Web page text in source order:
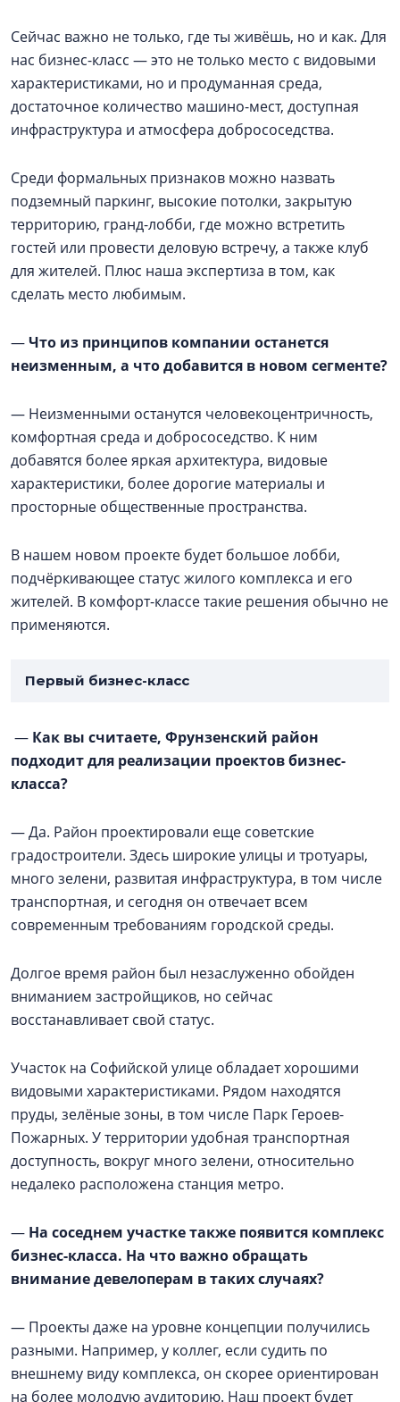
Сейчас важно не только, где ты живёшь, но и как. Для
нас бизнес-класс — это не только место с видовыми
характеристиками, но и продуманная среда,
достаточное количество машино-мест, доступная
инфраструктура и атмосфера добрососедства.
Среди формальных признаков можно назвать
подземный паркинг, высокие потолки, закрытую
территорию, гранд-лобби, где можно встретить
гостей или провести деловую встречу, а также клуб
для жителей. Плюс наша экспертиза в том, как
сделать место любимым.
—Что из принципов компании останется
неизменным, а что добавится в новом сегменте?
— Неизменными останутся человекоцентричность,
комфортная среда и добрососедство. К ним
добавятся более яркая архитектура, видовые
характеристики, более дорогие материалы и
просторные общественные пространства.
В нашем новом проекте будет большое лобби,
подчёркивающее статус жилого комплекса и его
жителей. В комфорт-классе такие решения обычно не
применяются.
Первый бизнес-класс
— Как вы считаете, Фрунзенский район
подходит для реализации проектов бизнес-
класса?
— Да. Район проектировали еще советские
градостроители. Здесь широкие улицы и тротуары,
много зелени, развитая инфраструктура, в том числе
транспортная, и сегодня он отвечает всем
современным требованиям городской среды.
Долгое время район был незаслуженно обойден
вниманием застройщиков, но сейчас
восстанавливает свой статус.
Участок на Софийской улице обладает хорошими
видовыми характеристиками. Рядом находятся
пруды, зелёные зоны, в том числе Парк Героев-
Пожарных. У территории удобная транспортная
доступность, вокруг много зелени, относительно
недалеко расположена станция метро.
— На соседнем участке также появится комплекс
бизнес-класса. На что важно обращать
внимание девелоперам в таких случаях?
— Проекты даже на уровне концепции получились
разными. Например, у коллег, если судить по
внешнему виду комплекса, он скорее ориентирован
на более молодую аудиторию. Наш проект будет